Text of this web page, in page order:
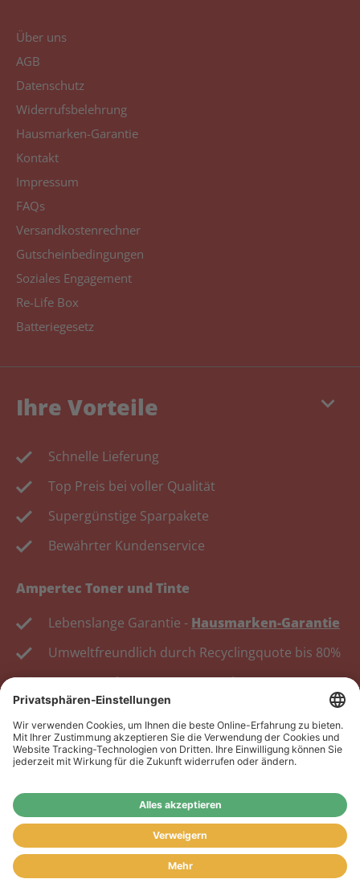
Über uns
AGB
Datenschutz
Widerrufsbelehrung
Hausmarken-Garantie
Kontakt
Impressum
FAQs
Versandkostenrechner
Gutscheinbedingungen
Soziales Engagement
Re-Life Box
Batteriegesetz
keyboard_arrow_down
Ihre Vorteile
Schnelle Lieferung
Top Preis bei voller Qualität
Supergünstige Sparpakete
Bewährter Kundenservice
Ampertec Toner und Tinte
Lebenslange Garantie - Hausmarken-Garantie
Umweltfreundlich durch Recyclingquote bis 80%
Kosten senken, Ressourcen schonen.
Wiederverkäufer:
Wiederverkäufer sind, registrieren Sie sich bitte in
unserem Händler-Portalwww.tonerhersteller.de